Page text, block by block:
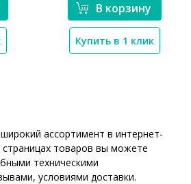
В корзину
Купить в 1 клик
ассортимент в интернет-
товаров вы можете
техническими
условиями доставки.